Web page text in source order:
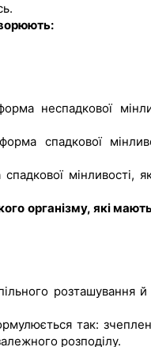
неспадкової
спадкової
мінливості,
організму, які
розташування й
так:
розподілу.